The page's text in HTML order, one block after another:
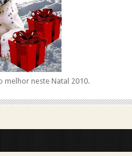
melhor neste Natal 2010.